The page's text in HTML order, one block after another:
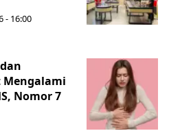
- 16:00
Mengalami
Nomor 7